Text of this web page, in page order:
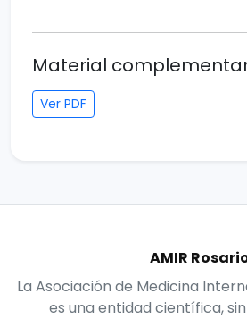
Material
Ver PDF
AMIR
La Asociación de Medicina
es una entidad científica,